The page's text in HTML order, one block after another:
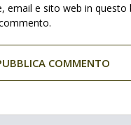
email e sito web in questo